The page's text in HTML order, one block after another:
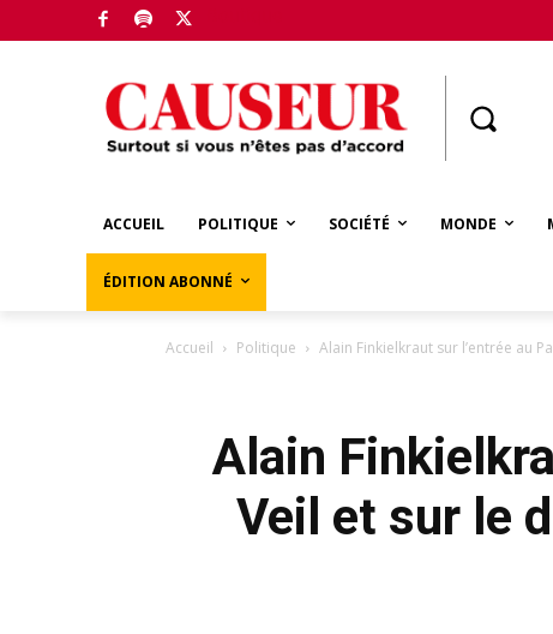
ACCUEIL POLITIQUE SOCIÉTÉ MONDE
ÉDITION ABONNÉ
Accueil Politique Alain Finkielkraut sur l’entrée au
Alain
Veil et sur le